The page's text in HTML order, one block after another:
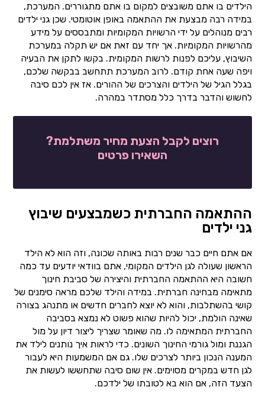
הילדים בו אתם משובצים למקום בו אתם מתגוררים. המערכת,
במידה רבה מבצעת את ההתאמה באופן אוטומטי. שכן גני ילדים
רבים מנוהלים על ידי הרשויות המקומיות ומתבססים על מידע
מהרשויות המקומיות. אך יחד עם זאת אם יש תקלה במערכת
השיבוץ, עליכם לפנות לרשות המקומית. בקשו לתקן את הבעיה
ויפה שעה אחת קודם. לרוב המערכת תתחשב בבקשה שלכם,
בגלל הגיל של הילדים והצרכים של ההורים. אז אין לכם סיבה
לחשוש והדבר בדרך כלל מסתדר במהרה.
רוצים לקבל הצעת מחיר משתלמת?
השאירו פרטים
ההתאמה החברתית כשמבצעים שיבוץ
גני ילדים
אם אתם חיים כבר שנים רבות באותה שכונה, וזה הוא לא הילד
הראשון שעולה לגן הילדים המקומי, אתם בוודאי יודעים עד כמה
חשובה היא ההתאמה החברתית והיצירה של סביבת חינוך
מתאימה מבחינה חברתית. במידה והילד שלכם מראה סימנים של
קושי בהשתלבות, והוא לא יוצא לחברים חדשים או מתנהג בצורה
שאינה הולמת, יכול להיות שהוא פשוט לא נמצא בסביבה
החברתית המתאימה לו. מה שאומר שצריך ליצור דיון על מול
הגננת ומול גורמי החינוך השונים. כדי לראות איך נותנים לילד את
המענה הנכון ביותר לצרכים שלו. גם אם המשמעות היא לעבור
לגן חדש במקרים מסוימים. אין שום סיבה שתחששו לעשות את
הצעד הזה, אם הוא בא לטובתו של ילדכם.